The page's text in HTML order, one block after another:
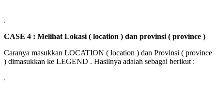
.
CASE 4 : Melihat Lokasi ( location ) dan provinsi ( province )
Caranya masukkan LOCATION ( location ) dan Provinsi ( province
) dimasukkan ke LEGEND . Hasilnya adalah sebagai berikut :
.